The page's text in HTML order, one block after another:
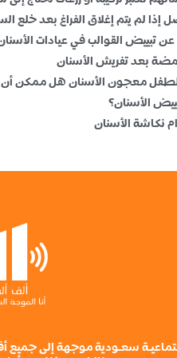
سعـودية موجهة إلى